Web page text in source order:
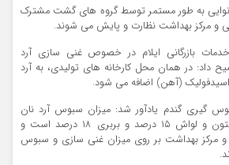
به طور مستمر توسط گروه های گشت مشترک
و مرکز بهداشت نظارت و پایش می شوند.
بازرگانی ایلام در خصوص غنی سازی آرد
داد: در همان محل کارخانه های تولیدی، به آرد
(آهن) اضافه می شود.
گیری گندم یادآور شد: میزان سبوس آرد نان
های حجیم ۱۲ درصد، تافتون و لواش ۱۵ درصد و بربری ۱۸ درصد است و
و مرکز بهداشت بر روی میزان غنی سازی و سبوس